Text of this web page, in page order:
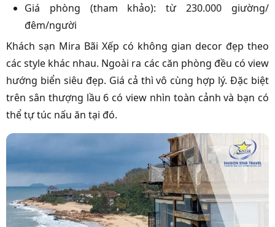
Giá phòng (tham khảo): từ 230.000 giường/
đêm/người
Khách sạn Mira Bãi Xếp có không gian decor đẹp theo
các style khác nhau. Ngoài ra các căn phòng đều có view
hướng biển siêu đẹp. Giá cả thì vô cùng hợp lý. Đặc biệt
trên sân thượng lầu 6 có view nhìn toàn cảnh và bạn có
thể tự túc nấu ăn tại đó.